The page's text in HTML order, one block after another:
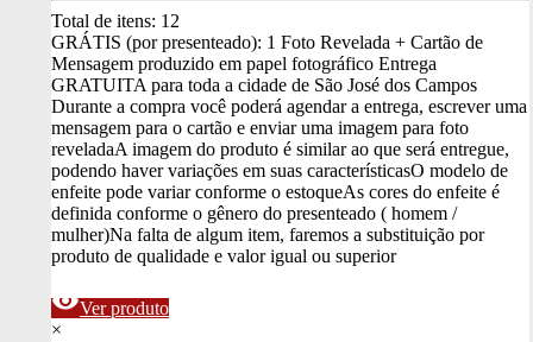
Total de itens: 12
GRÁTIS (por presenteado): 1 Foto Revelada + Cartão de
Mensagem produzido em papel fotográfico Entrega
GRATUITA para toda a cidade de São José dos Campos
Durante a compra você poderá agendar a entrega, escrever uma
mensagem para o cartão e enviar uma imagem para foto
reveladaA imagem do produto é similar ao que será entregue,
podendo haver variações em suas característicasO modelo de
enfeite pode variar conforme o estoqueAs cores do enfeite é
definida conforme o gênero do presenteado ( homem /
mulher)Na falta de algum item, faremos a substituição por
produto de qualidade e valor igual ou superior
visibilityVer produto
×